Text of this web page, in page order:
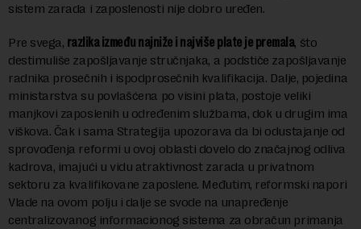
sistem zarada i zaposlenosti nije dobro uređen.
Pre svega, razlika između najniže i najviše plate je premala, što
destimuliše zapošljavanje stručnjaka, a podstiče zapošljavanje
radnika prosečnih i ispodprosečnih kvalifikacija. Dalje, pojedina
ministarstva su povlašćena po visini plata, postoje veliki
manjkovi zaposlenih u određenim službama, dok u drugim ima
viškova. Čak i sama Strategija upozorava da bi odustajanje od
sprovođenja reformi u ovoj oblasti dovelo do značajnog odliva
kadrova, imajući u vidu atraktivnost zarada u privatnom
sektoru za kvalifikovane zaposlene. Međutim, reformski napori
Vlade na ovom polju i dalje se svode na unapređenje
centralizovanog informacionog sistema za obračun primanja